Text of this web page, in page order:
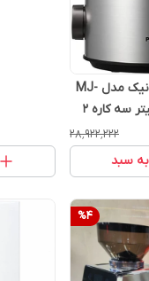
آبمیوه گیری پاناسونیک مدل MJ-
CB800 ظرفیت ۱.۵ لیتر سه کاره ۲
۲۸٬۹۲۲٬۲۲۲
سبد
%4